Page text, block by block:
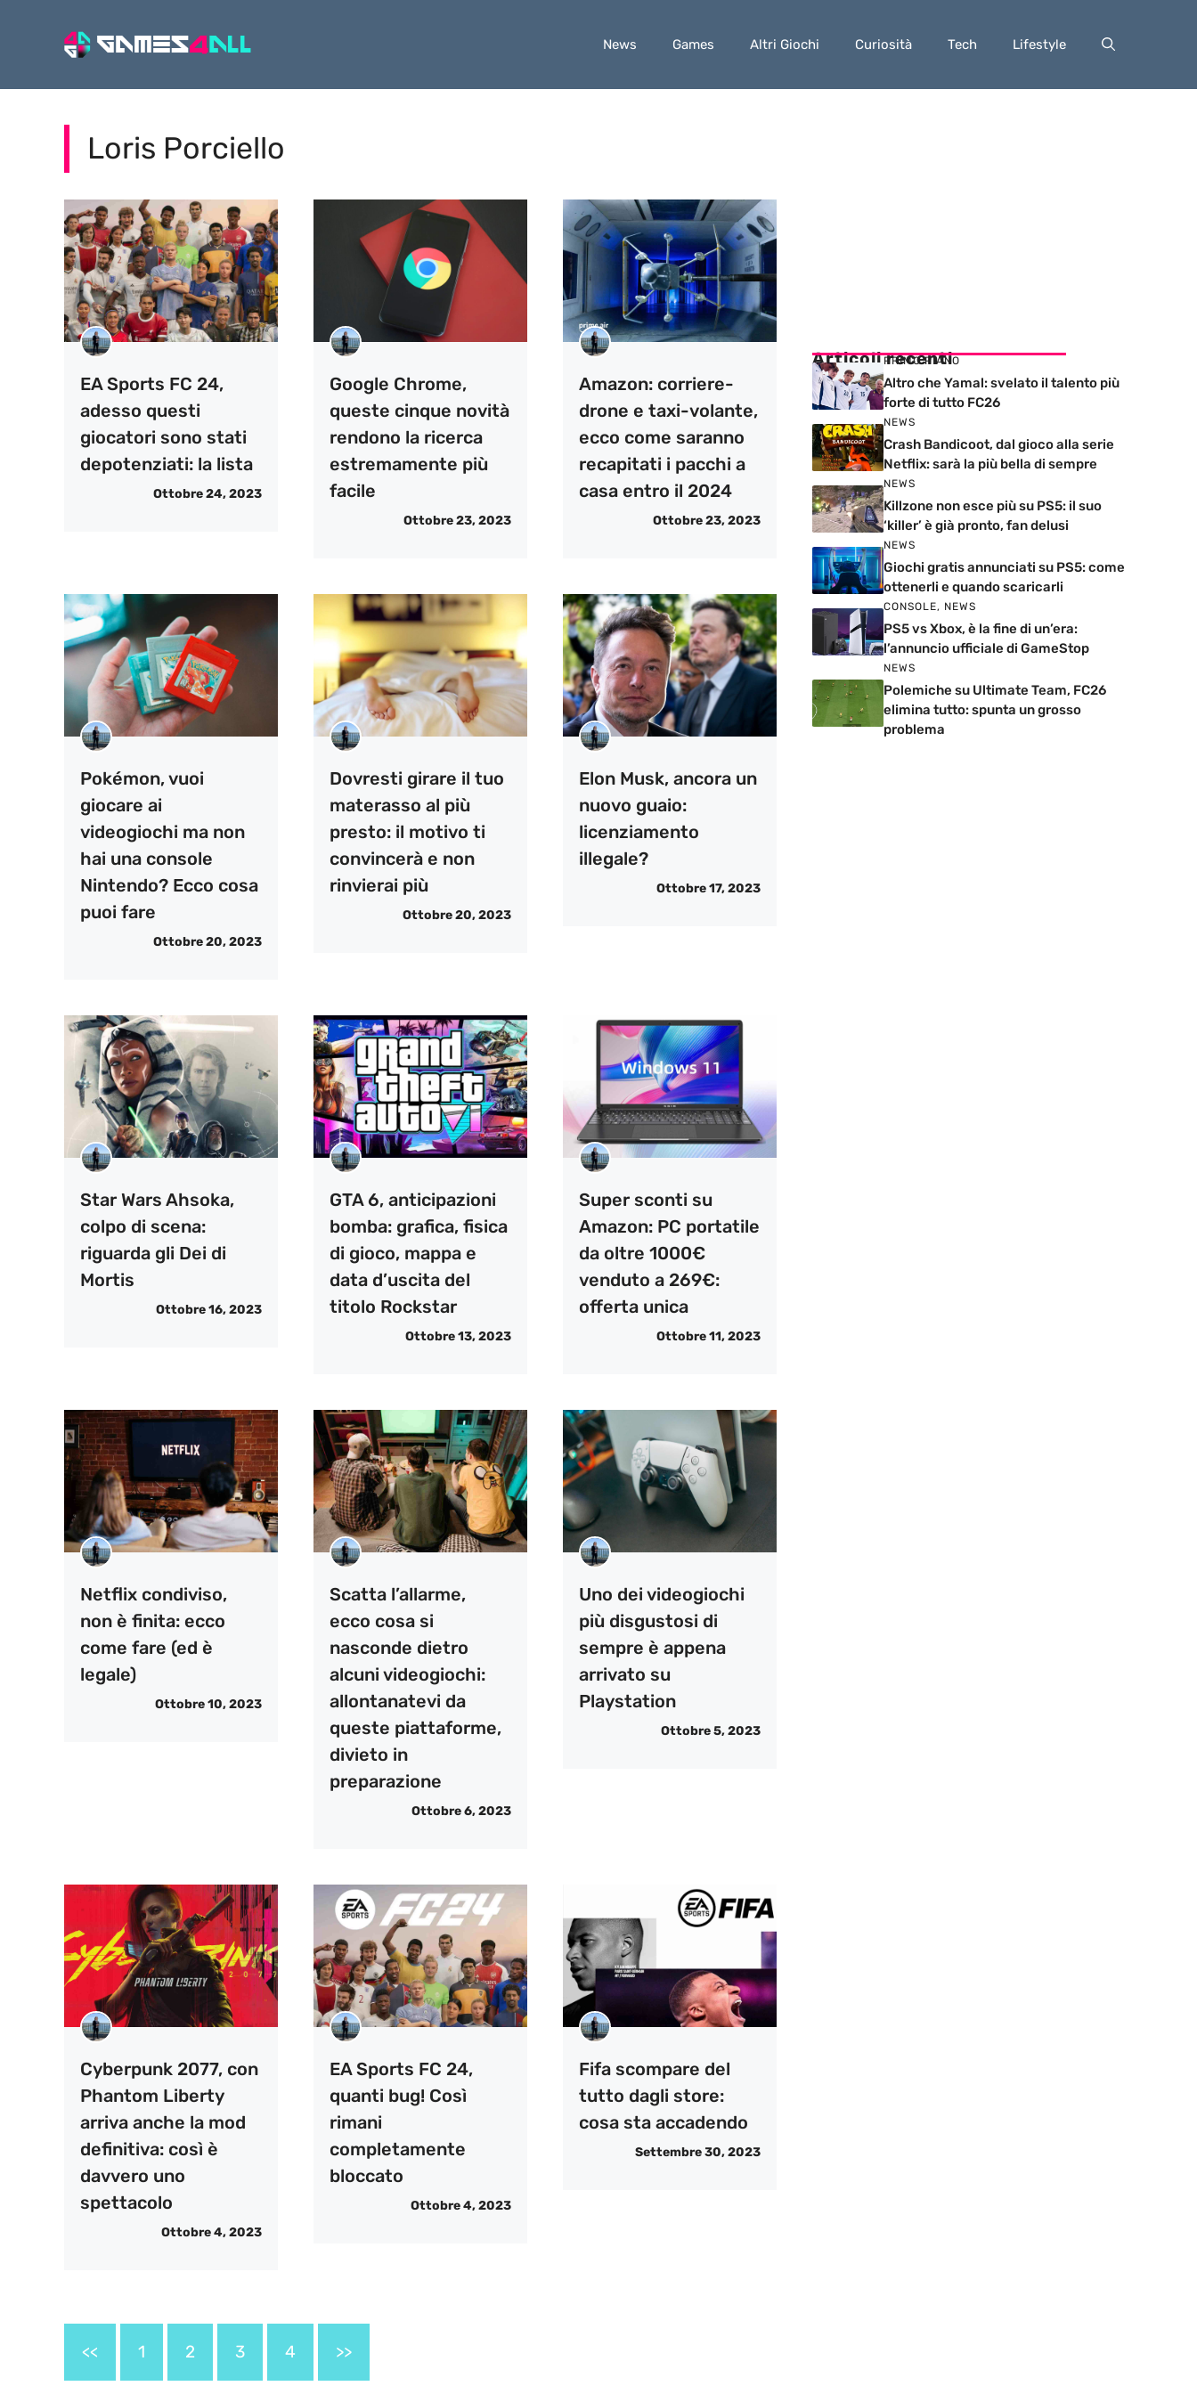
News Games Altri Giochi Curiosità Tech Lifestyle
Loris Porciello
EA Sports FC 24,
adesso questi
giocatori sono stati
depotenziati: la lista
Ottobre 24, 2023
Google Chrome,
queste cinque novità
rendono la ricerca
estremamente più
facile
Ottobre 23, 2023
Amazon: corriere-
drone e taxi-volante,
ecco come saranno
recapitati i pacchi a
casa entro il 2024
Ottobre 23, 2023
Pokémon, vuoi
giocare ai
videogiochi ma non
hai una console
Nintendo? Ecco cosa
puoi fare
Ottobre 20, 2023
Dovresti girare il tuo
materasso al più
presto: il motivo ti
convincerà e non
rinvierai più
Ottobre 20, 2023
Elon Musk, ancora un
nuovo guaio:
licenziamento
illegale?
Ottobre 17, 2023
Star Wars Ahsoka,
colpo di scena:
riguarda gli Dei di
Mortis
Ottobre 16, 2023
GTA 6, anticipazioni
bomba: grafica, fisica
di gioco, mappa e
data d’uscita del
titolo Rockstar
Ottobre 13, 2023
Super sconti su
Amazon: PC portatile
da oltre 1000€
venduto a 269€:
offerta unica
Ottobre 11, 2023
Netflix condiviso,
non è finita: ecco
come fare (ed è
legale)
Ottobre 10, 2023
Scatta l’allarme,
ecco cosa si
nasconde dietro
alcuni videogiochi:
allontanatevi da
queste piattaforme,
divieto in
preparazione
Ottobre 6, 2023
Uno dei videogiochi
più disgustosi di
sempre è appena
arrivato su
Playstation
Ottobre 5, 2023
Cyberpunk 2077, con
Phantom Liberty
arriva anche la mod
definitiva: così è
davvero uno
spettacolo
Ottobre 4, 2023
EA Sports FC 24,
quanti bug! Così
rimani
completamente
bloccato
Ottobre 4, 2023
Fifa scompare del
tutto dagli store:
cosa sta accadendo
Settembre 30, 2023
<< 1 2 3 4 >>
Articoli recenti
PRIMO PIANO
Altro che Yamal: svelato il talento più
forte di tutto FC26
NEWS
Crash Bandicoot, dal gioco alla serie
Netflix: sarà la più bella di sempre
NEWS
Killzone non esce più su PS5: il suo
‘killer’ è già pronto, fan delusi
NEWS
Giochi gratis annunciati su PS5: come
ottenerli e quando scaricarli
CONSOLE, NEWS
PS5 vs Xbox, è la fine di un’era:
l’annuncio ufficiale di GameStop
NEWS
Polemiche su Ultimate Team, FC26
elimina tutto: spunta un grosso
problema